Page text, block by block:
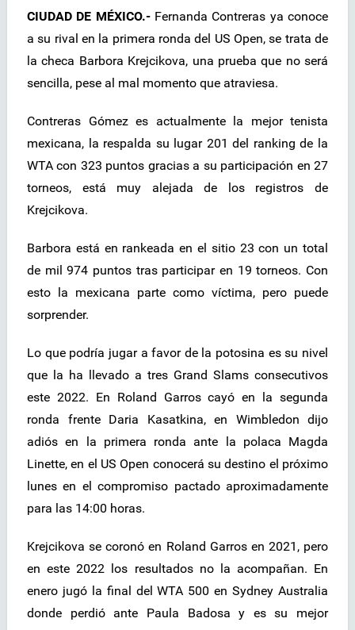
CIUDAD DE MÉXICO.-Fernanda Contreras ya conoce
a su rival en la primera ronda del US Open, se trata de
la checa Barbora Krejcikova, una prueba que no será
sencilla, pese al mal momento que atraviesa.
Contreras Gómez es actualmente la mejor tenista
mexicana, la respalda su lugar 201 del ranking de la
WTA con 323 puntos gracias a su participación en 27
torneos, está muy alejada de los registros de
Krejcikova.
Barbora está en rankeada en el sitio 23 con un total
de mil 974 puntos tras participar en 19 torneos. Con
esto la mexicana parte como víctima, pero puede
sorprender.
Lo que podría jugar a favor de la potosina es su nivel
que la ha llevado a tres Grand Slams consecutivos
este 2022. En Roland Garros cayó en la segunda
ronda frente Daria Kasatkina, en Wimbledon dijo
adiós en la primera ronda ante la polaca Magda
Linette, en el US Open conocerá su destino el próximo
lunes en el compromiso pactado aproximadamente
para las 14:00 horas.
Krejcikova se coronó en Roland Garros en 2021, pero
en este 2022 los resultados no la acompañan. En
enero jugó la final del WTA 500 en Sydney Australia
donde perdió ante Paula Badosa y es su mejor